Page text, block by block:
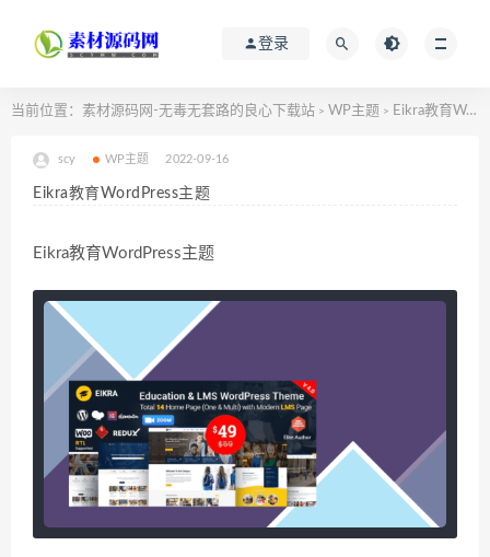
登录
当前位置： 素材源码网-无毒无套路的良心下载站 > WP主题 > Eikra教育WordPress主题
scy WP主题 2022-09-16
Eikra教育WordPress主题
Eikra教育WordPress主题